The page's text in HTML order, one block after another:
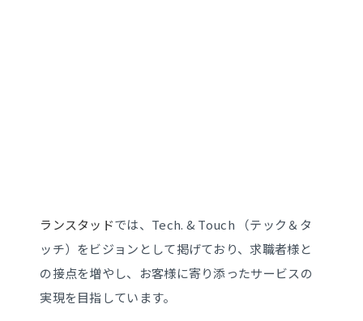
ランスタッドでは、Tech. & Touch （テック＆タ
ッチ）をビジョンとして掲げており、求職者様と
の接点を増やし、お客様に寄り添ったサービスの
実現を目指しています。